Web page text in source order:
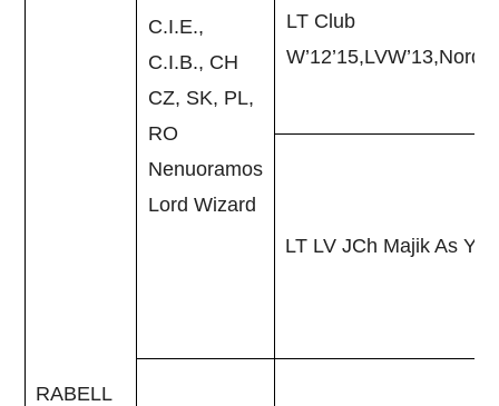
RABELL
C.I.E.,
C.I.B., CH
CZ, SK, PL,
RO
Nenuoramos
Lord Wizard
LT Club
LT LV JCh Majik As